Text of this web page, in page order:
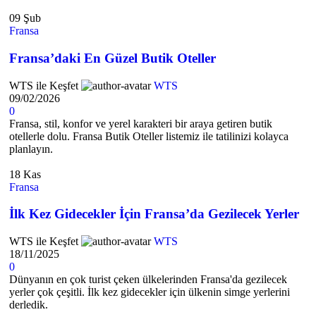
09 Şub
Fransa
Fransa’daki En Güzel Butik Oteller
WTS ile Keşfet
WTS
09/02/2026
0
Fransa, stil, konfor ve yerel karakteri bir araya getiren butik
otellerle dolu. Fransa Butik Oteller listemiz ile tatilinizi kolayca
planlayın.
18 Kas
Fransa
İlk Kez Gidecekler İçin Fransa’da Gezilecek Yerler
WTS ile Keşfet
WTS
18/11/2025
0
Dünyanın en çok turist çeken ülkelerinden Fransa'da gezilecek
yerler çok çeşitli. İlk kez gidecekler için ülkenin simge yerlerini
derledik.